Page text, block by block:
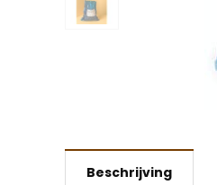
Beschrijving